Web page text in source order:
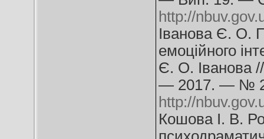
http://
Іванова Є. О.
емоційного
Є. О. Іванова
— 2017. — №
http://
Кошова І. В.